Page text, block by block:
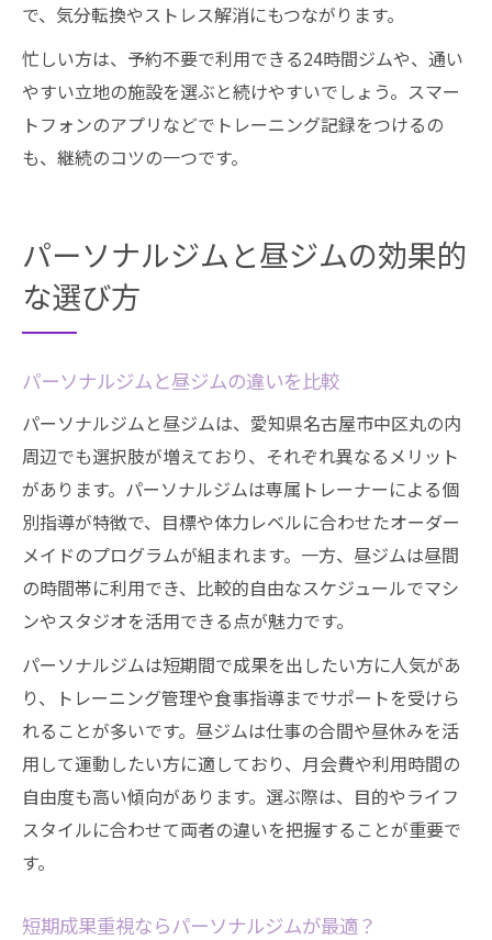
で、気分転換やストレス解消にもつながります。
忙しい方は、予約不要で利用できる24時間ジムや、通い
やすい立地の施設を選ぶと続けやすいでしょう。スマー
トフォンのアプリなどでトレーニング記録をつけるの
も、継続のコツの一つです。
パーソナルジムと昼ジムの効果的
な選び方
パーソナルジムと昼ジムの違いを比較
パーソナルジムと昼ジムは、愛知県名古屋市中区丸の内
周辺でも選択肢が増えており、それぞれ異なるメリット
があります。パーソナルジムは専属トレーナーによる個
別指導が特徴で、目標や体力レベルに合わせたオーダー
メイドのプログラムが組まれます。一方、昼ジムは昼間
の時間帯に利用でき、比較的自由なスケジュールでマシ
ンやスタジオを活用できる点が魅力です。
パーソナルジムは短期間で成果を出したい方に人気があ
り、トレーニング管理や食事指導までサポートを受けら
れることが多いです。昼ジムは仕事の合間や昼休みを活
用して運動したい方に適しており、月会費や利用時間の
自由度も高い傾向があります。選ぶ際は、目的やライフ
スタイルに合わせて両者の違いを把握することが重要で
す。
短期成果重視ならパーソナルジムが最適？